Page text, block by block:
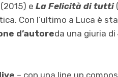
(2015) e La Felicità di tutti
Con l’ultimo a Luca è
d’autoreda una giuria
– con una line up